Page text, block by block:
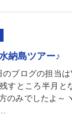
納島ツアー♪
ブログの担当
すところ半月と
のみでしたよ～